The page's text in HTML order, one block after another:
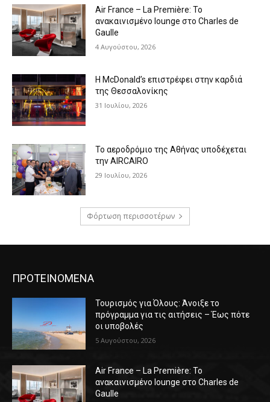
Air France – La Première: Το
ανακαινισμένο lounge στο Charles de
Gaulle
4 Αυγούστου, 2026
Η McDonald’s επιστρέφει στην καρδιά
της Θεσσαλονίκης
31 Ιουλίου, 2026
Το αεροδρόμιο της Αθήνας υποδέχεται
την AIRCAIRO
29 Ιουλίου, 2026
Φόρτωση περισσοτέρων
ΠΡΟΤΕΙΝΟΜΕΝΑ
Τουρισμός για Όλους: Άνοιξε το
πρόγραμμα για τις αιτήσεις – Έως πότε
οι υποβολές
5 Αυγούστου, 2026
Air France – La Première: Το
ανακαινισμένο lounge στο Charles de
Gaulle